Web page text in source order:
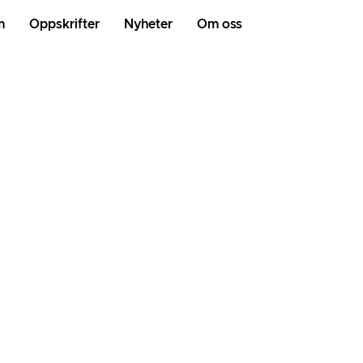
Oppskrifter Nyheter Om oss